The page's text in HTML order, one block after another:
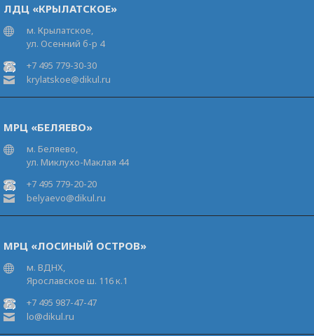
ЛДЦ «КРЫЛАТСКОЕ»
м. Крылатское,
ул. Осенний б-р 4
+7 495 779-30-30
krylatskoe@dikul.ru
МРЦ «БЕЛЯЕВО»
м. Беляево,
ул. Миклухо-Маклая 44
+7 495 779-20-20
belyaevo@dikul.ru
МРЦ «ЛОСИНЫЙ ОСТРОВ»
м. ВДНХ,
Ярославское ш. 116 к.1
+7 495 987-47-47
lo@dikul.ru